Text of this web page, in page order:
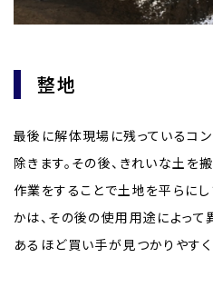
整地
最後に解体現場に残っているコ
除きます。その後、きれいな土を
作業をすることで土地を平らに
かは、その後の使用用途によっ
あるほど買い手が見つかりやすく